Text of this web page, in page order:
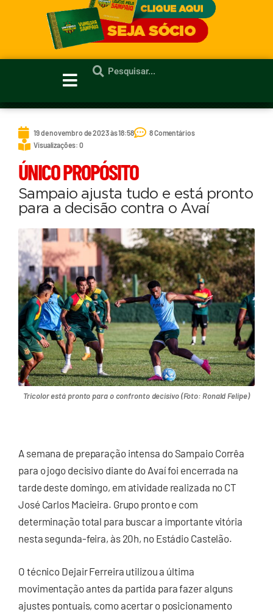
19 de novembro de 2023 às 18:58
8 Comentários
Visualizações: 0
ÚNICO PROPÓSITO
Sampaio ajusta tudo e está pronto
para a decisão contra o Avaí
Tricolor está pronto para o confronto decisivo (Foto: Ronald Felipe)
A semana de preparação intensa do Sampaio Corrêa
para o jogo decisivo diante do Avaí foi encerrada na
tarde deste domingo, em atividade realizada no CT
José Carlos Macieira. Grupo pronto e com
determinação total para buscar a importante vitória
nesta segunda-feira, às 20h, no Estádio Castelão.
O técnico Dejair Ferreira utilizou a última
movimentação antes da partida para fazer alguns
ajustes pontuais, como acertar o posicionamento